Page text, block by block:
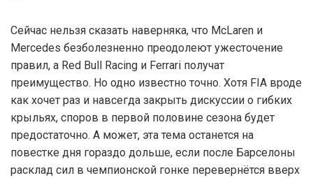
Сейчас нельзя сказать наверняка, что McLaren и
Mercedes безболезненно преодолеют ужесточение
правил, а Red Bull Racing и Ferrari получат
преимущество. Но одно известно точно. Хотя FIA вроде
как хочет раз и навсегда закрыть дискуссии о гибких
крыльях, споров в первой половине сезона будет
предостаточно. А может, эта тема останется на
повестке дня гораздо дольше, если после Барселоны
расклад сил в чемпионской гонке перевернётся вверх